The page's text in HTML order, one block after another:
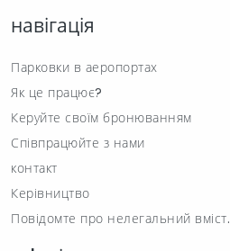
навігація
Парковки в аеропортах
Як це працює?
Керуйте своїм бронюванням
Співпрацюйте з нами
контакт
Керівництво
Повідомте про нелегальний вміст.